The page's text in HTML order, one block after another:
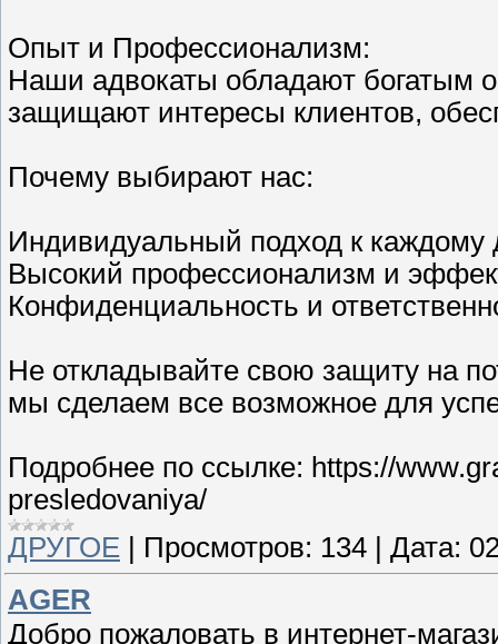
Опыт и Профессионализм:
Наши адвокаты обладают богатым
защищают интересы клиентов,
Почему выбирают нас:
Индивидуальный подход к каждому
Высокий профессионализм и
Конфиденциальность и
Не откладывайте свою защиту на
мы сделаем все возможное для
Подробнее по ссылке: https://
presledovaniya/
ДРУГОЕ | Просмотров: 134 | Дата:
AGER
Добро пожаловать в интернет-